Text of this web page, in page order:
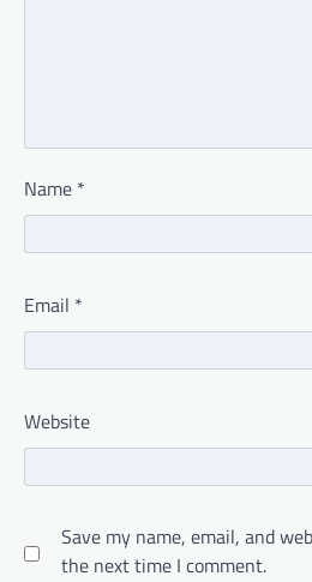
Name *
Email *
Website
Save my name, email, and
the next time I comment.